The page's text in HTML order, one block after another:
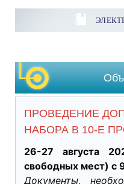
ПРОВЕДЕНИЕ
НАБОРА В 10-Е
26-27 августа
свободных мест) с
Документы,